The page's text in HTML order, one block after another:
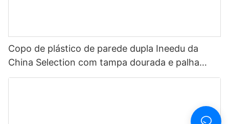
Copo de plástico de parede dupla Ineedu da
China Selection com tampa dourada e palha
Pense fabuloso, seja fabuloso